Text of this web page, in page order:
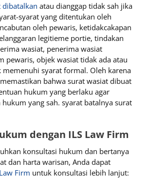
dibatalkan atau dianggap tidak sah jika
syarat yang ditentukan oleh
oleh pewaris, ketidakcakapan
legitieme portie, tindakan
wasiat, penerima wasiat
pewaris, objek wasiat tidak ada atau
memenuhi syarat formal. Oleh karena
bahwa surat wasiat dibuat
hukum yang berlaku agar
yang sah. syarat batalnya surat
dengan ILS Law Firm
konsultasi hukum dan bertanya
dan harta warisan, Anda dapat
Firm untuk konsultasi lebih lanjut: